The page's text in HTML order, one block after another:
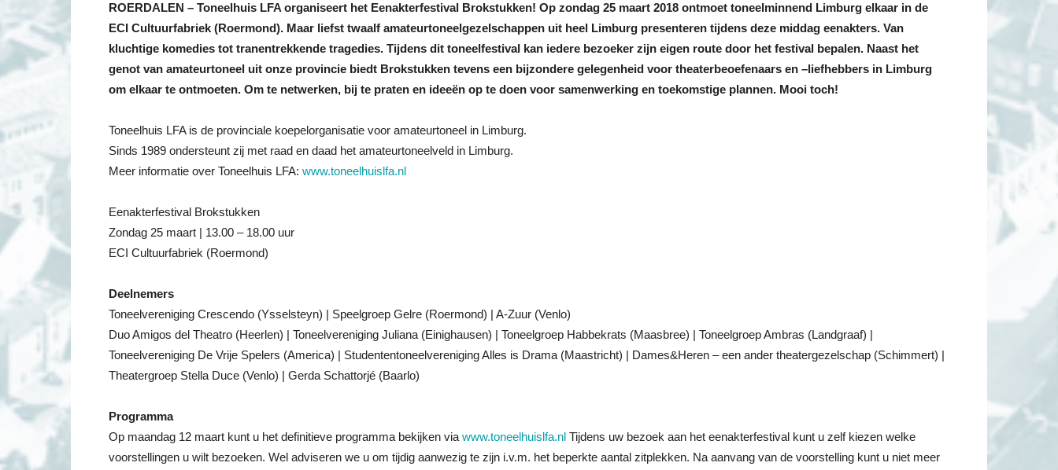
ROERDALEN – Toneelhuis LFA organiseert het Eenakterfestival Brokstukken! Op zondag 25 maart 2018 ontmoet toneelminnend Limburg elkaar in de
ECI Cultuurfabriek (Roermond). Maar liefst twaalf amateurtoneelgezelschappen uit heel Limburg presenteren tijdens deze middag eenakters. Van
kluchtige komedies tot tranentrekkende tragedies. Tijdens dit toneelfestival kan iedere bezoeker zijn eigen route door het festival bepalen. Naast het
genot van amateurtoneel uit onze provincie biedt Brokstukken tevens een bijzondere gelegenheid voor theaterbeoefenaars en –liefhebbers in Limburg
om elkaar te ontmoeten. Om te netwerken, bij te praten en ideeën op te doen voor samenwerking en toekomstige plannen. Mooi toch!
Toneelhuis LFA is de provinciale koepelorganisatie voor amateurtoneel in Limburg.
Sinds 1989 ondersteunt zij met raad en daad het amateurtoneelveld in Limburg.
Meer informatie over Toneelhuis LFA: www.toneelhuislfa.nl
Eenakterfestival Brokstukken
Zondag 25 maart | 13.00 – 18.00 uur
ECI Cultuurfabriek (Roermond)
Deelnemers
Toneelvereniging Crescendo (Ysselsteyn) | Speelgroep Gelre (Roermond) | A-Zuur (Venlo)
Duo Amigos del Theatro (Heerlen) | Toneelvereniging Juliana (Einighausen) | Toneelgroep Habbekrats (Maasbree) | Toneelgroep Ambras (Landgraaf) |
Toneelvereniging De Vrije Spelers (America) | Studententoneelvereniging Alles is Drama (Maastricht) | Dames&Heren – een ander theatergezelschap (Schimmert) |
Theatergroep Stella Duce (Venlo) | Gerda Schattorjé (Baarlo)
Programma
Op maandag 12 maart kunt u het definitieve programma bekijken via www.toneelhuislfa.nl Tijdens uw bezoek aan het eenakterfestival kunt u zelf kiezen welke
voorstellingen u wilt bezoeken. Wel adviseren we u om tijdig aanwezig te zijn i.v.m. het beperkte aantal zitplekken. Na aanvang van de voorstelling kunt u niet meer